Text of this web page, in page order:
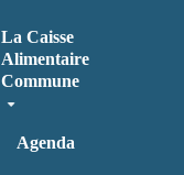
La Caisse
Alimentaire
Commune
Agenda